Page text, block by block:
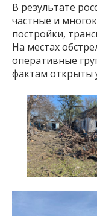
В результате
частные и
постройки,
На местах
оперативные
фактам открыты